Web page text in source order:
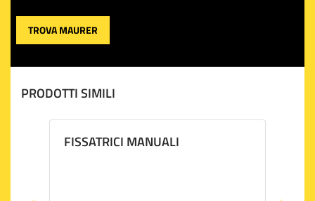
TROVA MAURER
PRODOTTI SIMILI
FISSATRICI MANUALI